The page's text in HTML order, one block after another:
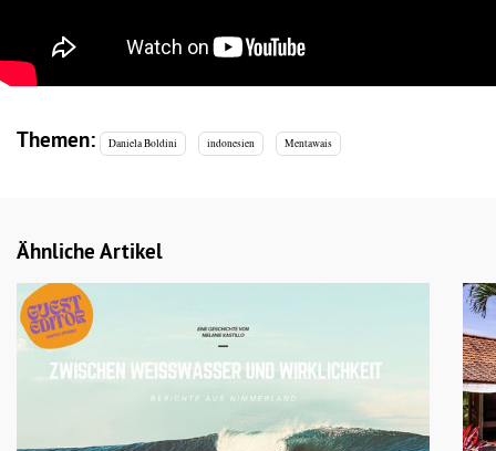
Themen: Daniela Boldini indonesien Mentawais
Ähnliche Artikel